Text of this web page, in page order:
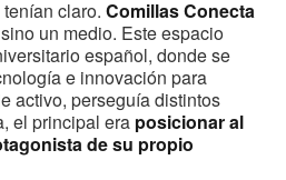
claro. Comillas Conecta
un medio. Este espacio
español, donde se
e innovación para
activo, perseguía distintos
el principal era posicionar al
de su propio